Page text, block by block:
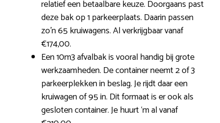
relatief een betaalbare keuze. Doorgaans past
deze bak op 1 parkeerplaats. Daarin passen
zo’n 65 kruiwagens. Al verkrijgbaar vanaf
€174,00.
Een 10m3 afvalbak is vooral handig bij grote
werkzaamheden. De container neemt 2 of 3
parkeerplekken in beslag. Je rijdt daar een
kruiwagen of 95 in. Dit formaat is er ook als
gesloten container. Je huurt ‘m al vanaf